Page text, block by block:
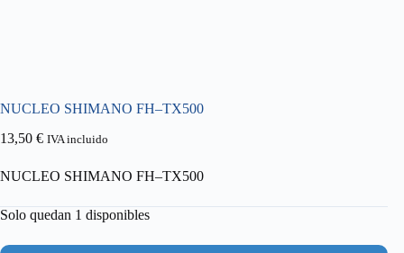
NUCLEO SHIMANO FH–TX500
13,50 € IVA incluido
NUCLEO SHIMANO FH–TX500
Solo quedan 1 disponibles